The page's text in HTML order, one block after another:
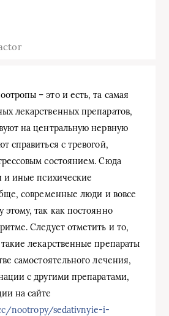
– это и есть, та самая
лекарственных препаратов,
на центральную нервную
справиться с тревогой,
состоянием. Сюда
и иные психические
современные люди и вовсе
так как постоянно
Следует отметить и то,
лекарственные препараты
самостоятельного лечения,
с другими препаратами,
на сайте
nootropy/sedativnyie-i-